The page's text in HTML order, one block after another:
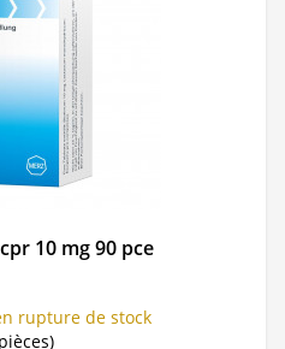
10 mg 90 pce
rupture de stock